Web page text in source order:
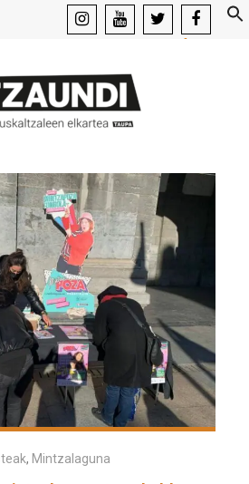
facebook
, Mintzalaguna